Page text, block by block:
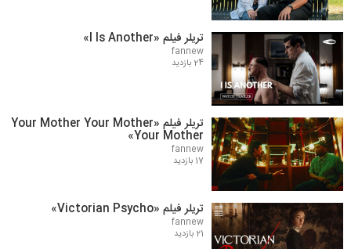
تریلر فیلم «I Is Another»
fannew
24 بازدید
تریلر فیلم «Your Mother Your Mother
Your Mother»
fannew
17 بازدید
تریلر فیلم «Victorian Psycho»
fannew
21 بازدید